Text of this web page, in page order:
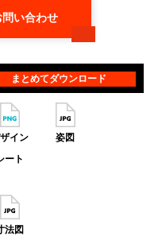
い合わせ
まとめてダウンロード
イン
ート
姿図
法図